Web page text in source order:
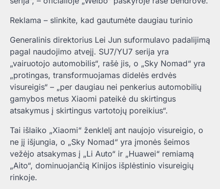
Reklama – slinkite, kad gautumėte daugiau turinio
Generalinis direktorius Lei Jun suformulavo padalijimą
pagal naudojimo atvejį. SU7/YU7 serija yra
„vairuotojo automobilis“, rašė jis, o „Sky Nomad“ yra
„protingas, transformuojamas didelės erdvės
visureigis“ – „per daugiau nei penkerius automobilių
gamybos metus Xiaomi pateikė du skirtingus
atsakymus į skirtingus vartotojų poreikius“.
Tai išlaiko „Xiaomi“ ženklelį ant naujojo visureigio, o
ne jį išjungia, o „Sky Nomad“ yra įmonės šeimos
vežėjo atsakymas į „Li Auto“ ir „Huawei“ remiamą
„Aito“, dominuojančią Kinijos išplėstinio visureigių
rinkoje.